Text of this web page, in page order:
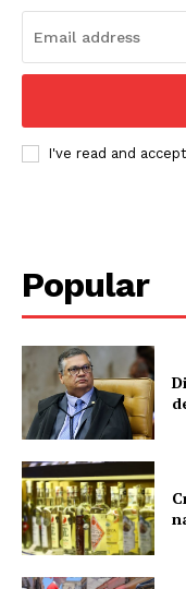
I've read and
Popular